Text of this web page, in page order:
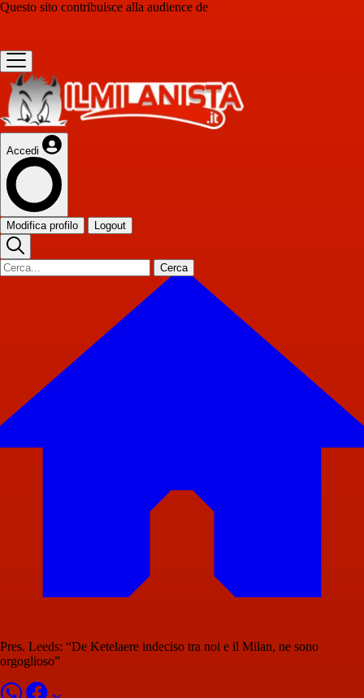
Questo sito contribuisce alla audience de
Accedi
Modifica profilo Logout
Cerca
Pres. Leeds: “De Ketelaere indeciso tra noi e il Milan, ne sono
orgoglioso”